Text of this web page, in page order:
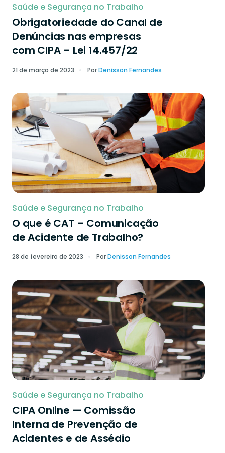
Saúde e Segurança no Trabalho
Obrigatoriedade do Canal de
Denúncias nas empresas
com CIPA – Lei 14.457/22
21 de março de 2023 PorDenisson Fernandes
Saúde e Segurança no Trabalho
O que é CAT – Comunicação
de Acidente de Trabalho?
28 de fevereiro de 2023 PorDenisson Fernandes
Saúde e Segurança no Trabalho
CIPA Online — Comissão
Interna de Prevenção de
Acidentes e de Assédio